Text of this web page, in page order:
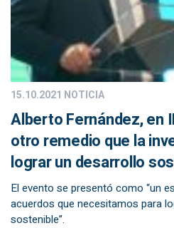
15.10.2021 NOTICIA
Alberto Fernández, en
otro remedio que la
lograr un desarrollo
El evento se presentó como “un
acuerdos que necesitamos para
sostenible”.